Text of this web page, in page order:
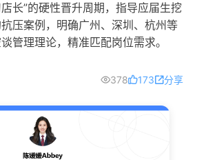
长”的硬性晋升周期，指导应届生挖
压案例，明确广州、深圳、杭州等
管理理论，精准匹配岗位需求。
378 173 分享